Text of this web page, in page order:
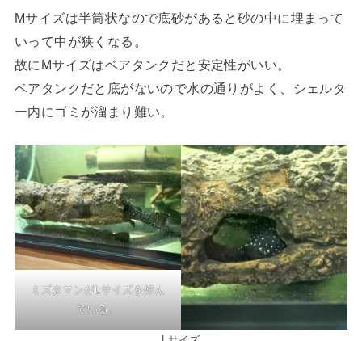
Mサイズは半筒状なので底砂があると砂の中に埋まって
いって中が狭くなる。
故にMサイズはベアタンクだと安定性がいい。
ベアタンクだと底がないので水の通りがよく、シェルタ
ー内にゴミが溜まり難い。
ミズタマンがLサイズを好ん
でいる。